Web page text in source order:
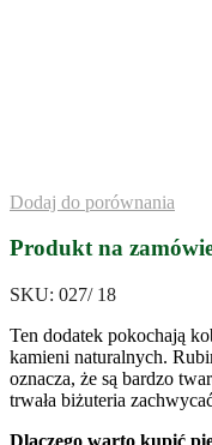
Dodaj do porównania
Produkt na
SKU: 027/ 18
Ten dodatek pokochają
kamieni naturalnych.
oznacza, że są bardzo
trwała biżuteria
Dlaczego warto kupić